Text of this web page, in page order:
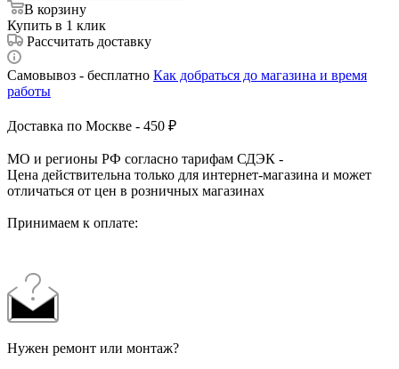
В корзину
Купить в 1 клик
Рассчитать доставку
Самовывоз - бесплатно Как добраться до магазина и время
работы
Доставка по Москве - 450 ₽
МО и регионы РФ согласно тарифам СДЭК -
Цена действительна только для интернет-магазина и может
отличаться от цен в розничных магазинах
Принимаем к оплате:
Нужен ремонт или монтаж?